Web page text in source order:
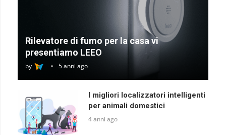
Rilevatore di fumo per la casa vi
presentiamo LEEO
by 5 anni ago
I migliori localizzatori intelligenti
per animali domestici
4 anni ago